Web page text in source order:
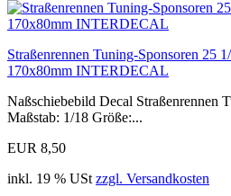
Straßenrennen Tuning-Sponsoren 25
170x80mm INTERDECAL
Naßschiebebild Decal Straßenrennen
Maßstab: 1/18 Größe:...
EUR 8,50
inkl. 19 % USt zzgl. Versandkosten